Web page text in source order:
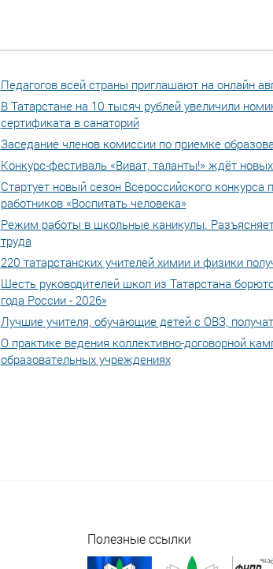
Педагогов всей страны приглашают на онлайн
В Татарстане на 10 тысяч рублей увеличили
сертификата в санаторий
Заседание членов комиссии по приемке
Конкурс-фестиваль «Виват, таланты!» ждёт
Стартует новый сезон Всероссийского конкурса
работников «Воспитать человека»
Режим работы в школьные каникулы.
труда
220 татарстанских учителей химии и физики
Шесть руководителей школ из Татарстана
года России - 2026»
Лучшие учителя, обучающие детей с ОВЗ,
О практике ведения коллективно-договорной
образовательных учреждениях
Полезные ссылки